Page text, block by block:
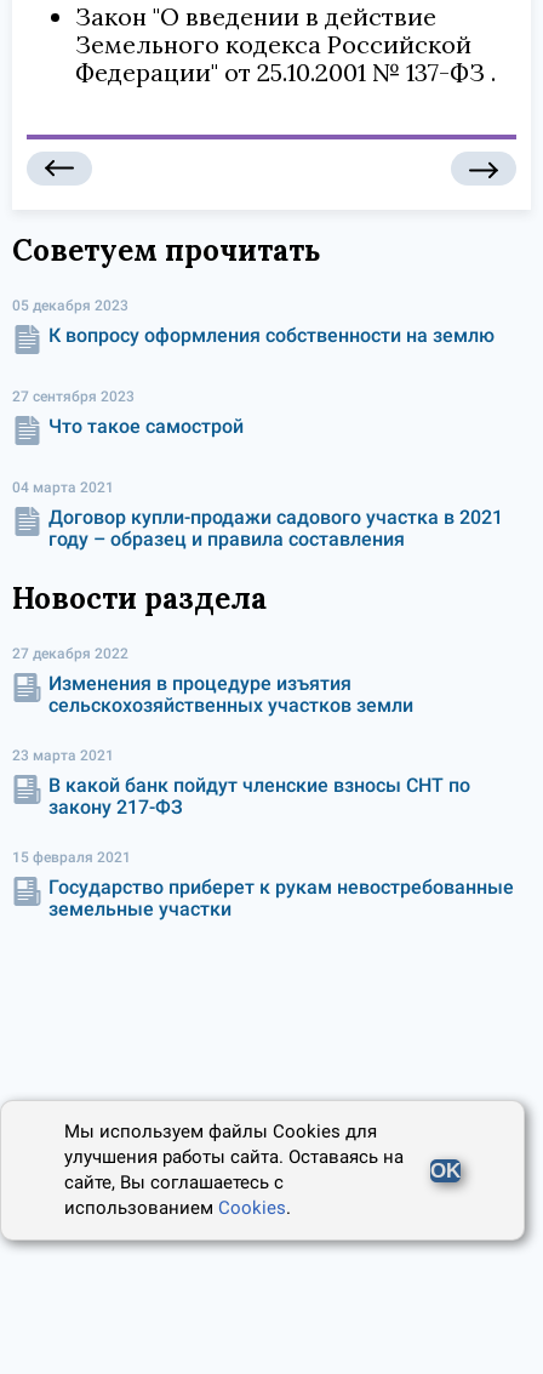
Закон "О введении в действие
Земельного кодекса Российской
Федерации" от 25.10.2001 № 137-ФЗ
Советуем прочитать
05 декабря 2023
К вопросу оформления собственности на землю
27 сентября 2023
Что такое самострой
04 марта 2021
Договор купли-продажи садового участка в 2021
году – образец и правила составления
Новости раздела
27 декабря 2022
Изменения в процедуре изъятия
сельскохозяйственных участков земли
23 марта 2021
В какой банк пойдут членские взносы СНТ по
закону 217-ФЗ
15 февраля 2021
Государство приберет к рукам невостребованные
земельные участки
Мы используем файлы Cookies для
улучшения работы сайта. Оставаясь на
сайте, Вы соглашаетесь с
использованиемCookies.
OK